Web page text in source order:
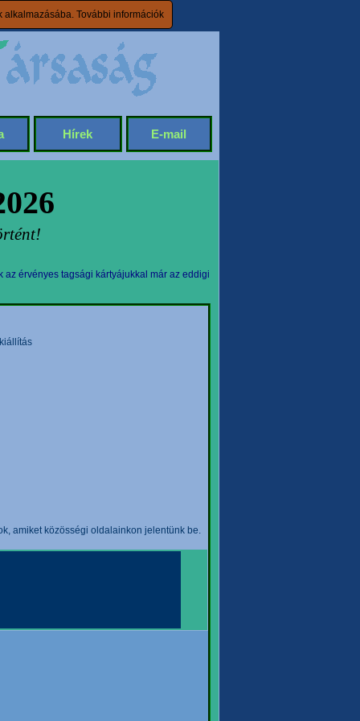
alkalmazásába. További információk
Hírek E-mail
érvényes tagsági kártyájukkal már az eddigi
amiket közösségi oldalainkon jelentünk be.